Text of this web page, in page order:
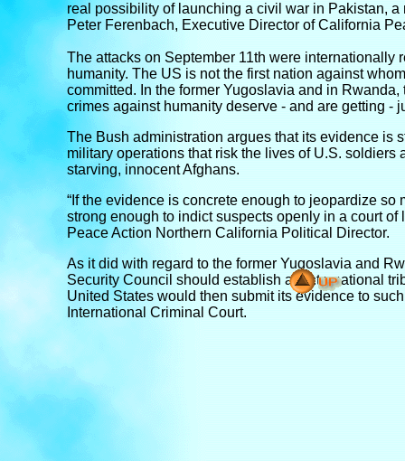
real possibility of launching a civil war in Pakistan, a
Peter Ferenbach, Executive Director of California
The attacks on September 11th were internationally
humanity. The US is not the first nation against
committed. In the former Yugoslavia and in
crimes against humanity deserve - and are getting -
The Bush administration argues that its evidence is
military operations that risk the lives of U.S. soldiers
starving, innocent Afghans.
“If the evidence is concrete enough to jeopardize so
strong enough to indict suspects openly in a court of
Peace Action Northern California Political Director.
As it did with regard to the former Yugoslavia and
Security Council should establish an international
United States would then submit its evidence to
International Criminal Court.